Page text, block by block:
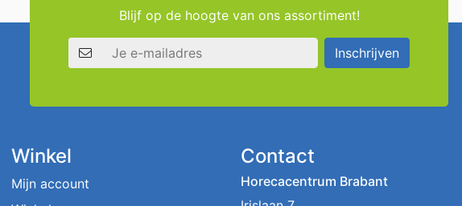
Blijf op de hoogte van ons assortiment!
E-mailadres
Inschrijven
Winkel
Mijn account
Contact
Horecacentrum Brabant